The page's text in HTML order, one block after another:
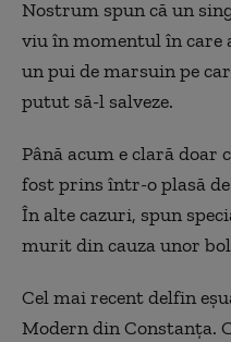
Nostrum spun că un
viu în momentul în
un pui de marsuin pe
putut să-l salveze.
Până acum e clară
fost prins într-o plasă
În alte cazuri, spun
murit din cauza unor
Cel mai recent delfin
Modern din Constanţa.